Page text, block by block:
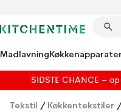
MadlavningKøkkenapparater
SIDSTE CHANCE –
Tekstil / Køkkentekstiler /